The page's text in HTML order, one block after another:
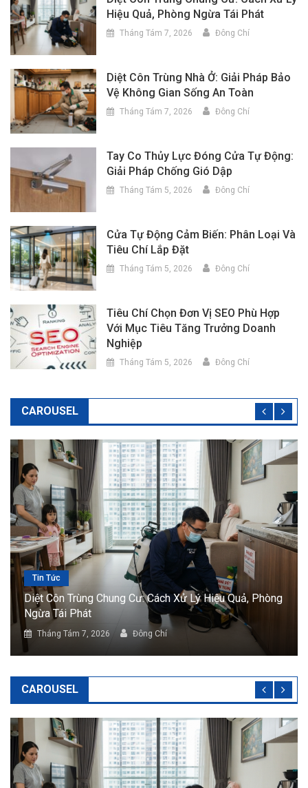
Hiệu Quả, Phòng Ngừa Tái Phát
Tháng Tám 7, 2026 Đông Chí
Diệt Côn Trùng Nhà Ở: Giải Pháp Bảo
Vệ Không Gian Sống An Toàn
Tháng Tám 7, 2026 Đông Chí
Tay Co Thủy Lực Đóng Cửa Tự Động:
Giải Pháp Chống Gió Dập
Tháng Tám 5, 2026 Đông Chí
Cửa Tự Động Cảm Biến: Phân Loại Và
Tiêu Chí Lắp Đặt
Tháng Tám 5, 2026 Đông Chí
Tiêu Chí Chọn Đơn Vị SEO Phù Hợp
Với Mục Tiêu Tăng Trưởng Doanh
Nghiệp
Tháng Tám 5, 2026 Đông Chí
CAROUSEL
Tin Tức
Diệt Côn Trùng Nhà Ở: Giải Pháp Bảo Vệ Không Gian
Sống An Toàn
Tháng Tám 7, 2026 Đông Chí
CAROUSEL